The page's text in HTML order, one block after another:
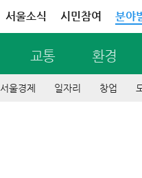
서울소식 시민참여 분야
교통 환경
서울경제 일자리 창업